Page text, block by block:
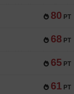
80 PT
68 PT
65 PT
61 PT